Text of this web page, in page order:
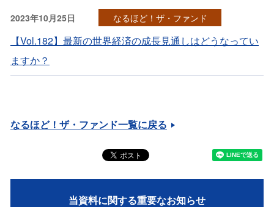
2023年10月25日 なるほど！ザ・ファンド
【Vol.182】最新の世界経済の成長見通しはどうなってい
ますか？
なるほど！ザ・ファンド一覧に戻る
当資料に関する重要なお知らせ